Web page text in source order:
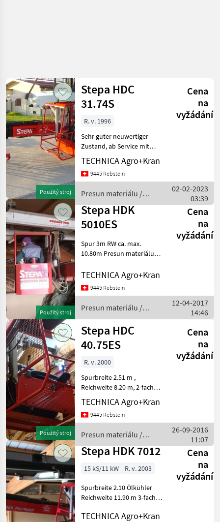
Použitý stroj
Stepa HDC
31.74S
Cena
na
vyžádání
R. v. 1996
Sehr guter neuwertiger
Zustand, ab Service mit
Garantie.----------------------------
-----------------------------------------
---------- 3, 1m/t – Kran, Spur
TECHNICA Agro+Kran
9445 Rebstein
Presun materiálu /
Stepa
02-02-2023
03:39
Použitý stroj
Stepa HDK
5010ES
Cena
na
vyžádání
Spur 3m RW ca. max.
10.80m Presun materiálu
TECHNICA Agro+Kran
9445 Rebstein
Presun materiálu /
Stepa
12-04-2017
14:46
Použitý stroj
Stepa HDC
40.75ES
Cena
na
vyžádání
R. v. 2000
Spurbreite 2.51 m ,
Reichweite 8.20 m, 2-fach
Teleskop inkl.
Greiferverbreiterung,
Endlos, Schoppeinrichtung,
materiálu Zdvíhače a
nakladače
TECHNICA Agro+Kran
9445 Rebstein
Presun materiálu /
Stepa
26-09-2016
11:07
Stepa HDK 7012
Cena
na
vyžádání
15 kS/11 kW R. v. 2003
Spurbreite 2.10 Ölkühler
Reichweite 11.90 m 3-fach
Greiferverbreiterung
TECHNICA Agro+Kran